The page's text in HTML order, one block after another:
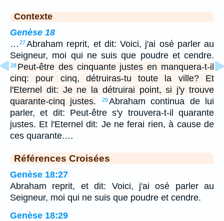
Contexte
Genèse 18
… 27Abraham reprit, et dit: Voici, j'ai osé parler au
Seigneur, moi qui ne suis que poudre et cendre.
28 Peut-être des cinquante justes en manquera-t-il
cinq: pour cinq, détruiras-tu toute la ville? Et
l'Eternel dit: Je ne la détruirai point, si j'y trouve
quarante-cinq justes.
29Abraham continua de lui
parler, et dit: Peut-être s'y trouvera-t-il quarante
justes. Et l'Eternel dit: Je ne ferai rien, à cause de
ces quarante.…
Références Croisées
Genèse 18:27
Abraham reprit, et dit: Voici, j'ai osé parler au
Seigneur, moi qui ne suis que poudre et cendre.
Genèse 18:29